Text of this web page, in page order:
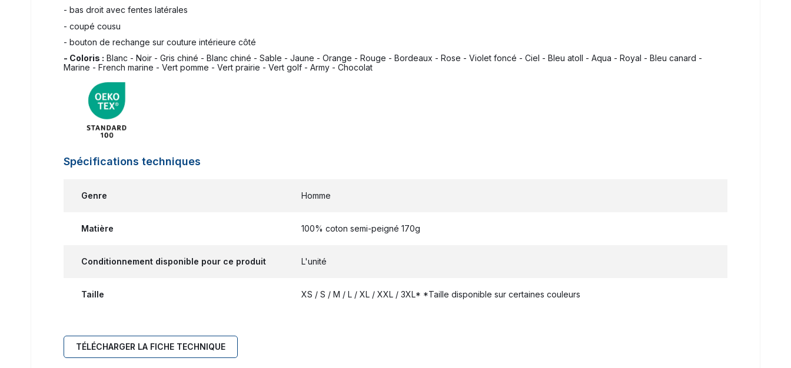
- bas droit avec fentes latérales
- coupé cousu
- bouton de rechange sur couture intérieure côté
- Coloris : Blanc - Noir - Gris chiné - Blanc chiné - Sable - Jaune - Orange - Rouge - Bordeaux - Rose - Violet foncé - Ciel - Bleu atoll - Aqua - Royal - Bleu canard -
Marine - French marine - Vert pomme - Vert prairie - Vert golf - Army - Chocolat
Spécifications techniques
Genre Homme
Matière 100% coton semi-peigné 170g
Conditionnement disponible pour ce produit L'unité
Taille XS / S / M / L / XL / XXL / 3XL* *Taille disponible sur certaines couleurs
TÉLÉCHARGER LA FICHE TECHNIQUE